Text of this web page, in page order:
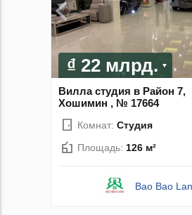
₫ 22 млрд.
Вилла студия в Район 7,
Хошимин , № 17664
Комнат: Студия
Площадь: 126 м²
Bao Bao